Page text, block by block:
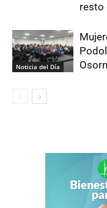
resto
Noticia del Día